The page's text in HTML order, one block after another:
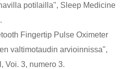
potilailla", Sleep Medicine
Fingertip Pulse Oximeter
valtimotaudin arvioinnissa",
Voi. 3, numero 3.